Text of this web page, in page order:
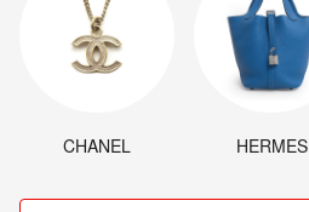
CHANEL HERMES